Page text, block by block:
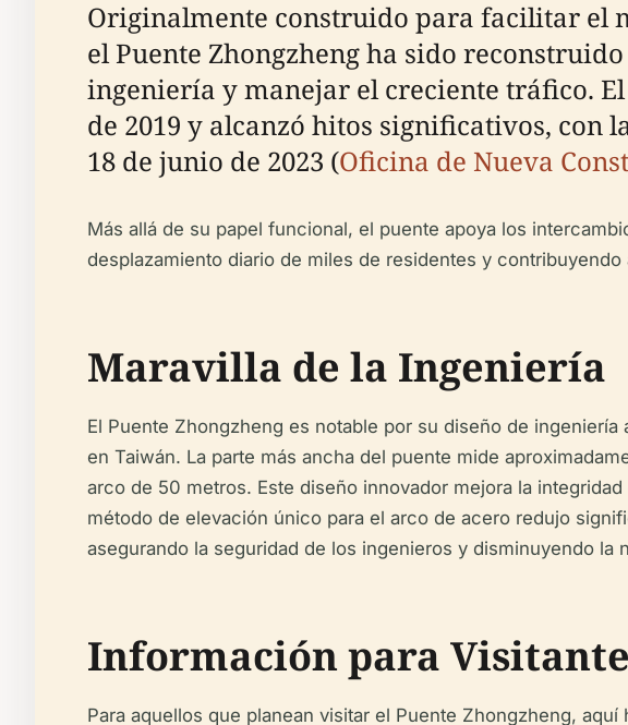
Originalmente construido para facilitar el
el Puente Zhongzheng ha sido
ingeniería y manejar el creciente tráfico.
de 2019 y alcanzó hitos significativos,
18 de junio de 2023 (Oficina de Nueva
Más allá de su papel funcional, el puente apoya los
desplazamiento diario de miles de residentes y
Maravilla de la Ingeniería
El Puente Zhongzheng es notable por su diseño de
en Taiwán. La parte más ancha del puente mide
arco de 50 metros. Este diseño innovador mejora la
método de elevación único para el arco de acero redujo
asegurando la seguridad de los ingenieros y disminuyendo la
Información para
Para aquellos que planean visitar el Puente Zhongzheng,